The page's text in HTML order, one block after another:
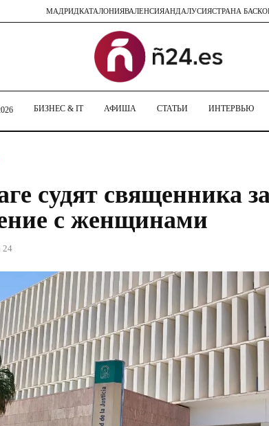
МАДРИДКАТАЛОНИЯВАЛЕНСИЯАНДАЛУСИЯСТРАНА
БИЗНЕС & IT АФИША СТАТЬИ ИНТЕРВЬЮ
судят священника
с женщинами
24